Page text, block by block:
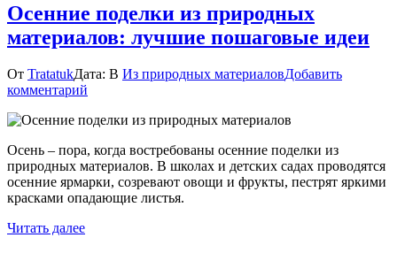
Осенние поделки из природных
материалов: лучшие пошаговые идеи
От TratatukДата: В Из природных материаловДобавить
комментарий
поделки
природных
материалов:
лучшие
пошаговые
Осень – пора, когда востребованы осенние поделки из
природных материалов. В школах и детских садах проводятся
осенние ярмарки, созревают овощи и фрукты, пестрят яркими
красками опадающие листья.
Читать далее